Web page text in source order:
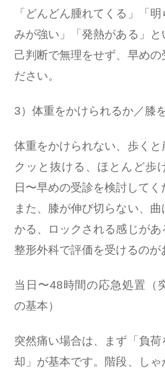
「どんどん腫れてくる」「
みが強い」「発熱がある」と
己判断で無理をせず、早めの
ださい。
3）体重をかけられるか／膝
体重をかけられない、歩く
クッと抜ける、ほとんど歩
日〜早めの受診を検討してく
また、膝が伸び切らない、
かる、ロックされる感じがあ
整形外科で評価を受けるのが
当日〜48時間の応急処置（
の基本）
突然痛い場合は、まず「負
却」が基本です。階段、しゃ